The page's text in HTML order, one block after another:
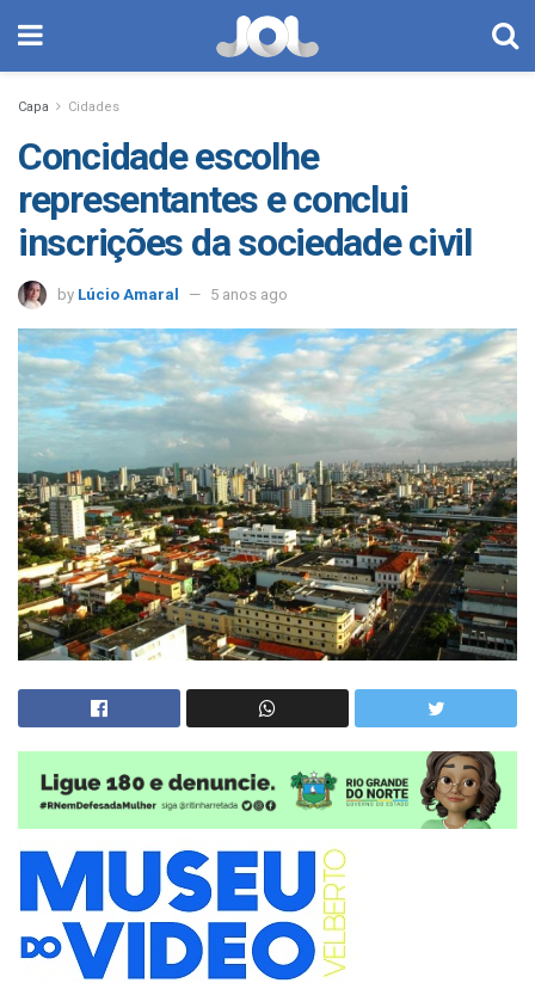
Capa Cidades
Concidade escolhe
representantes e conclui
inscrições da sociedade civil
by Lúcio Amaral 5 anos ago